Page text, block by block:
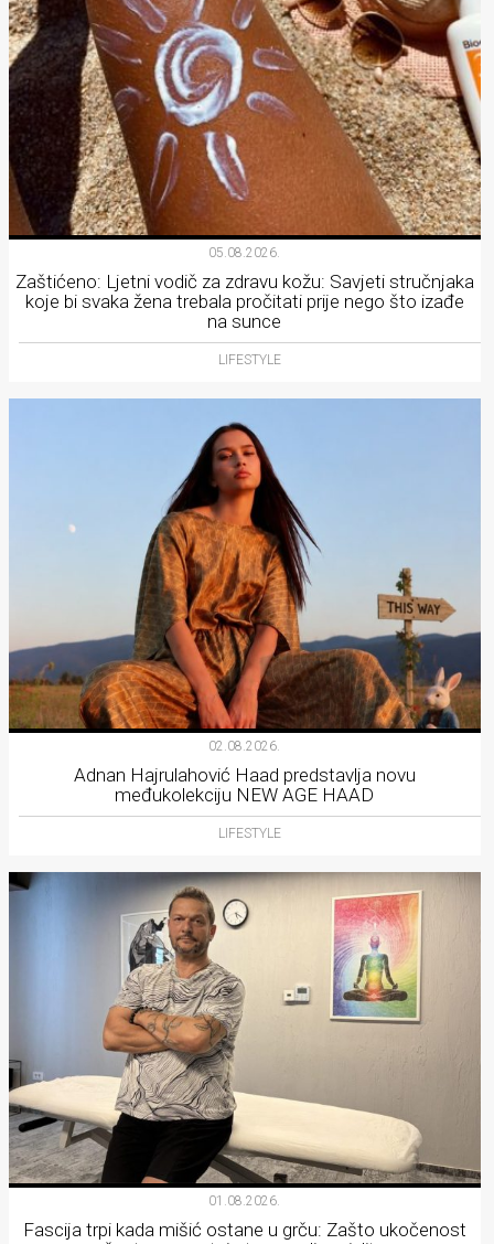
05.08.2026.
Zaštićeno: Ljetni vodič za zdravu kožu: Savjeti stručnjaka
koje bi svaka žena trebala pročitati prije nego što izađe
na sunce
LIFESTYLE
02.08.2026.
Adnan Hajrulahović Haad predstavlja novu
međukolekciju NEW AGE HAAD
LIFESTYLE
01.08.2026.
Fascija trpi kada mišić ostane u grču: Zašto ukočenost